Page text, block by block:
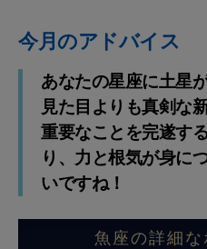
今月のアドバイス
あなたの星座に土星
見た目よりも真剣な
重要なことを完遂す
り、力と根気が身に
いですね！
魚座の詳細